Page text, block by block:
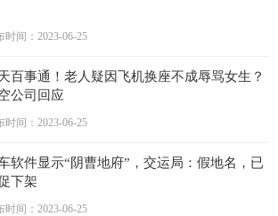
时间：2023-06-25
百事通！老人疑因飞机换座不成辱骂女生？
公司回应
时间：2023-06-25
软件显示“阴曹地府”，交运局：假地名，已
下架
时间：2023-06-25